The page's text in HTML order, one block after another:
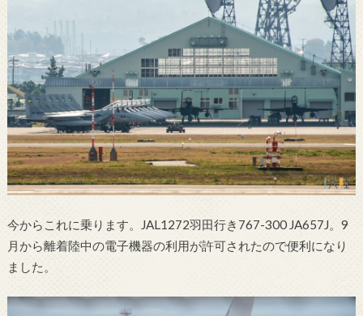
今からこれに乗ります。JAL1272羽田行き767-300 JA657J。9
月から離着陸中の電子機器の利用が許可されたので便利になり
ました。